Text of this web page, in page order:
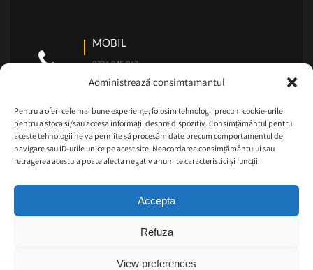
Administrează consimtamantul
Pentru a oferi cele mai bune experiențe, folosim tehnologii precum cookie-urile
pentru a stoca și/sau accesa informații despre dispozitiv. Consimțământul pentru
aceste tehnologii ne va permite să procesăm date precum comportamentul de
navigare sau ID-urile unice pe acest site. Neacordarea consimțământului sau
retragerea acestuia poate afecta negativ anumite caracteristici și funcții.
Accepta
Refuza
View preferences
MOBIL
0724.945.943
Reparatii masini de spalat Theme By